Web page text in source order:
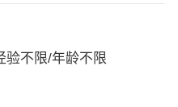
验不限/年龄不限